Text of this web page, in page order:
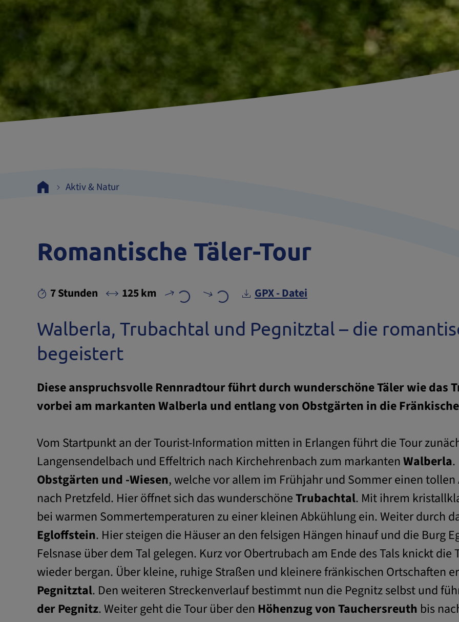
Aktiv & Natur
Romantische Täler-Tour
7 Stunden 125 km GPX - Datei
Walberla, Trubachtal und Pegnitztal – die
begeistert
Diese anspruchsvolle Rennradtour führt durch wunderschöne Täler wie das
vorbei am markanten Walberla und entlang von Obstgärten in die
Vom Startpunkt an der Tourist-Information mitten in Erlangen führt die Tour
Langensendelbach und Effeltrich nach Kirchehrenbach zum markantenWalberla.
Obstgärten und -Wiesen, welche vor allem im Frühjahr und Sommer einen
nach Pretzfeld. Hier öffnet sich das wunderschöneTrubachtal. Mit ihrem
bei warmen Sommertemperaturen zu einer kleinen Abkühlung ein. Weiter durch
Egloffstein. Hier steigen die Häuser an den felsigen Hängen hinauf und die Burg
Felsnase über dem Tal gelegen. Kurz vor Obertrubach am Ende des Tals knickt
wieder bergan. Über kleine, ruhige Straßen und kleinere fränkischen Ortschaften
Pegnitztal. Den weiteren Streckenverlauf bestimmt nun die Pegnitz selbst und
der Pegnitz. Weiter geht die Tour über den Höhenzug von Tauchersreuth bis